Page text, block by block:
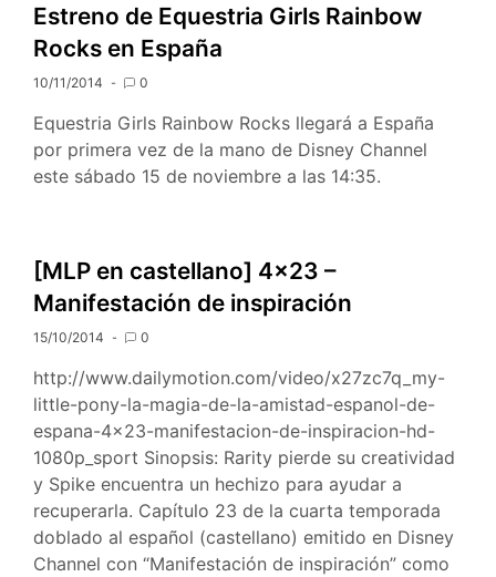
Rocks]
Canciones
Estreno de Equestria Girls Rainbow
Rocks en España
10/11/2014 0
Equestria Girls Rainbow Rocks llegará a España
por primera vez de la mano de Disney Channel
este sábado 15 de noviembre a las 14:35.
[MLP en castellano] 4×23 –
Manifestación de inspiración
15/10/2014 0
http://www.dailymotion.com/video/x27zc7q_my-
little-pony-la-magia-de-la-amistad-espanol-de-
espana-4×23-manifestacion-de-inspiracion-hd-
1080p_sport Sinopsis: Rarity pierde su creatividad
y Spike encuentra un hechizo para ayudar a
recuperarla. Capítulo 23 de la cuarta temporada
doblado al español (castellano) emitido en Disney
Channel con “Manifestación de inspiración” como